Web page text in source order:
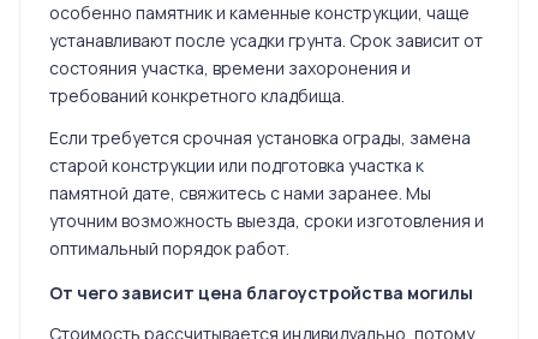
особенно памятник и каменные конструкции, чаще
устанавливают после усадки грунта. Срок зависит от
состояния участка, времени захоронения и
требований конкретного кладбища.
Если требуется срочная установка ограды, замена
старой конструкции или подготовка участка к
памятной дате, свяжитесь с нами заранее. Мы
уточним возможность выезда, сроки изготовления и
оптимальный порядок работ.
От чего зависит цена благоустройства могилы
Стоимость рассчитывается индивидуально, потому